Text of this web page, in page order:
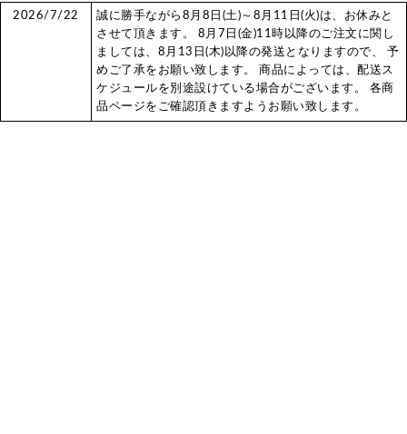
2026/7/22
誠に勝手ながら8月8日(土)～8月11日(火)は、お休みと
させて頂きます。 8月7日(金)11時以降のご注文に関し
ましては、8月13日(木)以降の発送となりますので、 予
めご了承をお願い致します。 商品によっては、配送ス
ケジュールを別途設けている場合がございます。 各商
品ページをご確認頂きますようお願い致します。